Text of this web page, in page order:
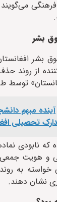
بشر
بشر
از روند
توسط
آینده مبهم
تحصیلی
که نابودی
و هویت جمعی
خواسته به
نشان دهند.